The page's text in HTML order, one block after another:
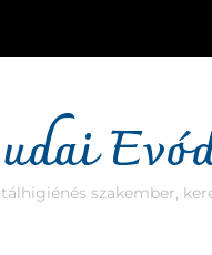
szakember,